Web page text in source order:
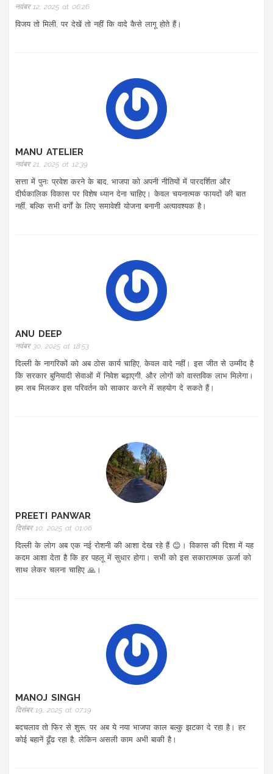
नवंबर 12, 2025 at 06:26
विजय तो मिली, पर देखें तो नहीं कि वादे कैसे लागू होते हैं।
MANU ATELIER
नवंबर 21, 2025 at 12:39
सत्ता में पुनः प्रवेश करने के बाद, भाजपा को अपनी नीतियों में पारदर्शिता और
दीर्घकालिक विकास पर विशेष ध्यान देना चाहिए। केवल चयनात्मक फायदों की बात
नहीं, बल्कि सभी वर्गों के लिए समावेशी योजना बनानी अत्यावश्यक है।
ANU DEEP
नवंबर 30, 2025 at 18:53
दिल्ली के नागरिकों को अब ठोस कार्य चाहिए, केवल वादे नहीं। इस जीत से उम्मीद है
कि सरकार बुनियादी सेवाओं में निवेश बढ़ाएगी, और लोगों को वास्तविक लाभ मिलेगा।
हम सब मिलकर इस परिवर्तन को साकार करने में सहयोग दे सकते हैं।
PREETI PANWAR
दिसंबर 10, 2025 at 01:06
दिल्ली के लोग अब एक नई रोशनी की आशा देख रहे हैं 😊। विकास की दिशा में यह
कदम आशा देता है कि हर पहलू में सुधार होगा। सभी को इस सकारात्मक ऊर्जा को
साथ लेकर चलना चाहिए 🙏।
MANOJ SINGH
दिसंबर 19, 2025 at 07:19
बदचलाव तो फिर से शुरू, पर अब ये नया भाजपा काल बल्कु झटका दे रहा है। हर
कोई बहानें ढूँढ रहा है, लेकिन असली काम अभी बाकी है।